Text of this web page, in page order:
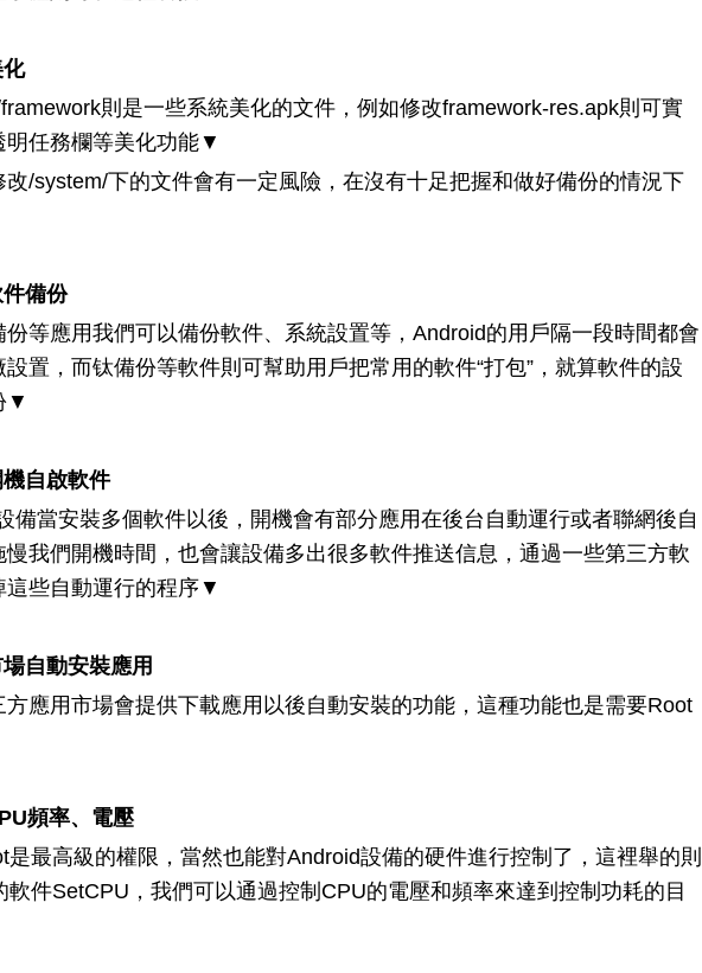
則是一些系統美化的文件，例如修改framework-res.apk則可實
明任務欄等美化功能▼
system/下的文件會有一定風險，在沒有十足把握和做好備份的情況下
備份
應用我們可以備份軟件、系統設置等，Android的用戶隔一段時間都會
置，而钛備份等軟件則可幫助用戶把常用的軟件“打包”，就算軟件的設
▼
自啟軟件
當安裝多個軟件以後，開機會有部分應用在後台自動運行或者聯網後自
我們開機時間，也會讓設備多出很多軟件推送信息，通過一些第三方軟
這些自動運行的程序▼
自動安裝應用
用市場會提供下載應用以後自動安裝的功能，這種功能也是需要Root
頻率、電壓
高級的權限，當然也能對Android設備的硬件進行控制了，這裡舉的則
軟件SetCPU，我們可以通過控制CPU的電壓和頻率來達到控制功耗的目